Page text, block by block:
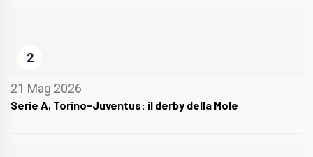
2
21 Mag 2026
Serie A, Torino-Juventus: il derby della Mole